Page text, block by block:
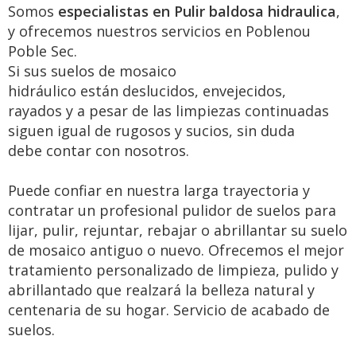
Somos especialistas en Pulir baldosa hidraulica,
y ofrecemos nuestros servicios en Poblenou
Poble Sec.
Si sus suelos de mosaico
hidráulico están deslucidos, envejecidos,
rayados y a pesar de las limpiezas continuadas
siguen igual de rugosos y sucios, sin duda
debe contar con nosotros.
Puede confiar en nuestra larga trayectoria y
contratar un profesional pulidor de suelos para
lijar, pulir, rejuntar, rebajar o abrillantar su suelo
de mosaico antiguo o nuevo. Ofrecemos el mejor
tratamiento personalizado de limpieza, pulido y
abrillantado que realzará la belleza natural y
centenaria de su hogar. Servicio de acabado de
suelos.